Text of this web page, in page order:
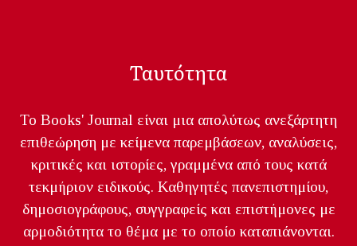
Ταυτότητα
Το Books' Journal είναι μια απολύτως ανεξάρτητη
επιθεώρηση με κείμενα παρεμβάσεων, αναλύσεις,
κριτικές και ιστορίες, γραμμένα από τους κατά
τεκμήριον ειδικούς. Καθηγητές πανεπιστημίου,
δημοσιογράφους, συγγραφείς και επιστήμονες με
αρμοδιότητα το θέμα με το οποίο καταπιάνονται.